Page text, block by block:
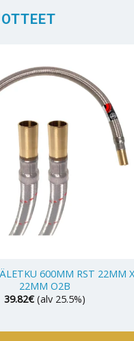
600MM RST 22MM X
22MM O2B
39.82€ (alv 25.5%)